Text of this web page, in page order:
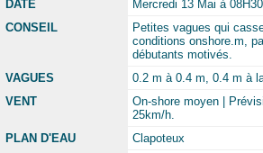
DATE
Mercredi 13 Mai à 08H30
CONSEIL
Petites vagues qui
conditions onshore.m,
débutants motivés.
VAGUES
0.2 m à 0.4 m, 0.4 m à
VENT
On-shore moyen |
25km/h.
PLAN D'EAU
Clapoteux